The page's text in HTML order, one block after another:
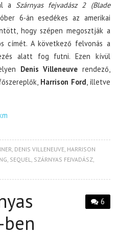
a Szárnyas fejvadász 2 (Blade
6-án esedékes az amerikai
hogy szépen megosztják a
címét. A következő felvonás a
alatt fog futni. Ezen kívül
Denis Villeneuve rendező,
Harrison Ford, illetve
, DENIS VILLENEUVE, HARRISON
, SEQUEL, SZÁRNYAS FEJVADÁSZ,
6